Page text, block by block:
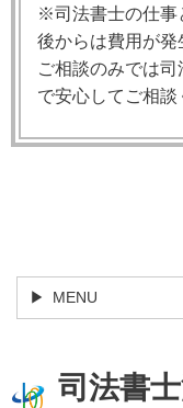
※司法書士の仕事
後からは費用が発
ご相談のみでは
で安心してご相談
MENU
司法書